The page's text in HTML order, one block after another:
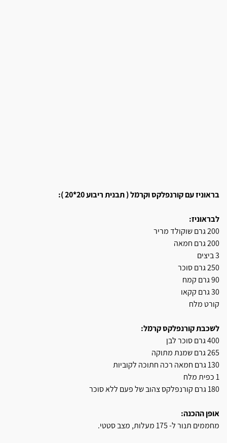
בראוניז עם קורנפלקס וקרמל ( תבנית ריבוע 20*20 ):
לבראוניז:
200 גרם שוקולד מריר
200 גרם חמאה
3 ביצים
250 גרם סוכר
90 גרם קמח
30 גרם קקאו
קורט מלח
לשכבת קורנפלקס קרמל:
400 גרם סוכר לבן
265 גרם שמנת מתוקה
130 גרם חמאה רכה חתוכה לקוביות
1 כפית מלח
180 גרם קורנפלקס צהוב של פעם ללא סוכר
אופן ההכנה:
מחממים תנור ל- 175 מעלות, מצב סטטי.